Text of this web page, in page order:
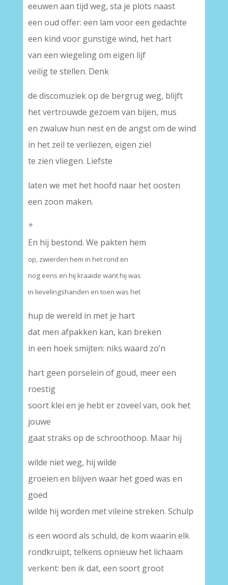
eeuwen aan tijd weg, sta je plots naast
een oud offer: een lam voor een gedachte
een kind voor gunstige wind, het hart
van een wiegeling om eigen lijf
veilig te stellen. Denk
de discomuziek op de bergrug weg, blijft
het vertrouwde gezoem van bijen, mus
en zwaluw hun nest en de angst om de wind
in het zeil te verliezen, eigen ziel
te zien vliegen. Liefste
laten we met het hoofd naar het oosten
een zoon maken.
*
En hij bestond. We pakten hem
op, zwierden hem in het rond en
nog eens en hij kraaide want hij was
in lievelingshanden en toen was het
hup de wereld in met je hart
dat men afpakken kan, kan breken
in een hoek smijten: niks waard zo’n
hart geen porselein of goud, meer een
roestig
soort klei en je hebt er zoveel van, ook het
jouwe
gaat straks op de schroothoop. Maar hij
wilde niet weg, hij wilde
groeien en blijven waar het goed was en
goed
wilde hij worden met vileine streken. Schulp
is een woord als schuld, de kom waarin elk
rondkruipt, telkens opnieuw het lichaam
verkent: ben ik dat, een soort groot